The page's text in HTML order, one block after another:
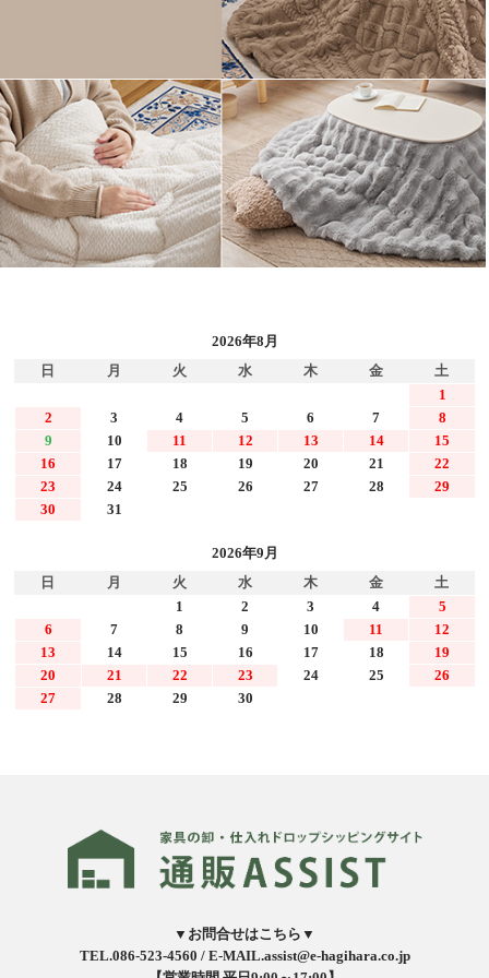
2026年8月
日
月 火 水 木 金
土
1
2
3 4 5 6 7
8
9
10 11 12 13 14
15
16
17 18 19 20 21
22
23
24 25 26 27 28
29
30
31
2026年9月
日
月 火 水 木 金
土
1
2 3 4
5
6
7 8 9 10 11
12
13
14 15 16 17 18
19
20
21 22 23 24 25
26
27
28 29 30
▼お問合せはこちら▼
TEL.086-523-4560 / E-MAIL.assist@e-hagihara.co.jp